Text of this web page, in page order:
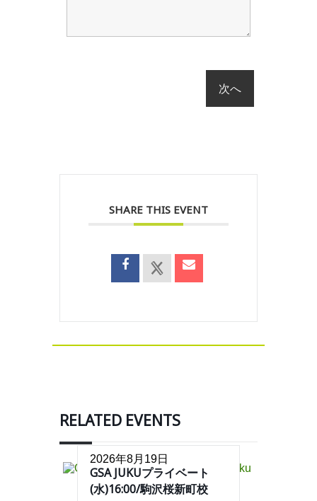
SHARE THIS EVENT
RELATED EVENTS
2026年8月19日
GSA JUKUプライベート
(水)16:00/駒沢桜新町校